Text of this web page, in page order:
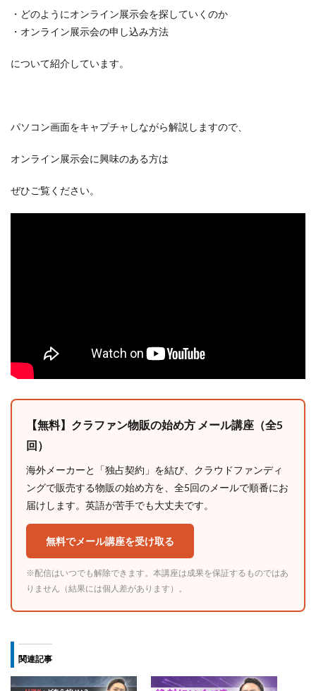
・どのようにオンライン展示会を探していくのか
・オンライン展示会の申し込み方法
について紹介しています。
パソコン画面をキャプチャしながら解説しますので、
オンライン展示会に興味のある方は
ぜひご覧ください。
【無料】クラファン物販の始め方 メール講座（全5
回）
海外メーカーと「独占契約」を結び、クラウドファンディ
ングで販売する物販の始め方を、全5回のメールで順番にお
届けします。英語が苦手でも大丈夫です。
無料でメール講座を受け取る
※配信はいつでも解除できます。本講座は成果を保証するものではあ
りません（結果には個人差があります）。
関連記事